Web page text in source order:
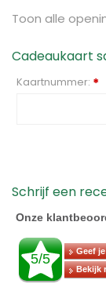
Toon alle
Cadeaukaart
Kaartnummer: *
Schrijf een